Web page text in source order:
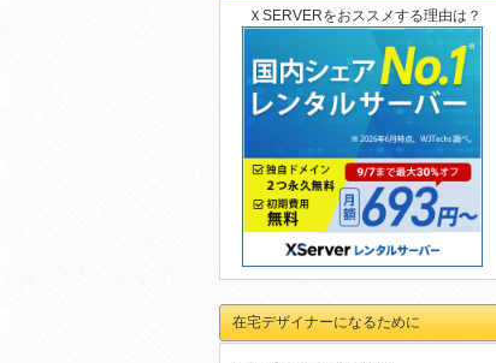
ＸSERVERをおススメする理由は？
在宅デザイナーになるために